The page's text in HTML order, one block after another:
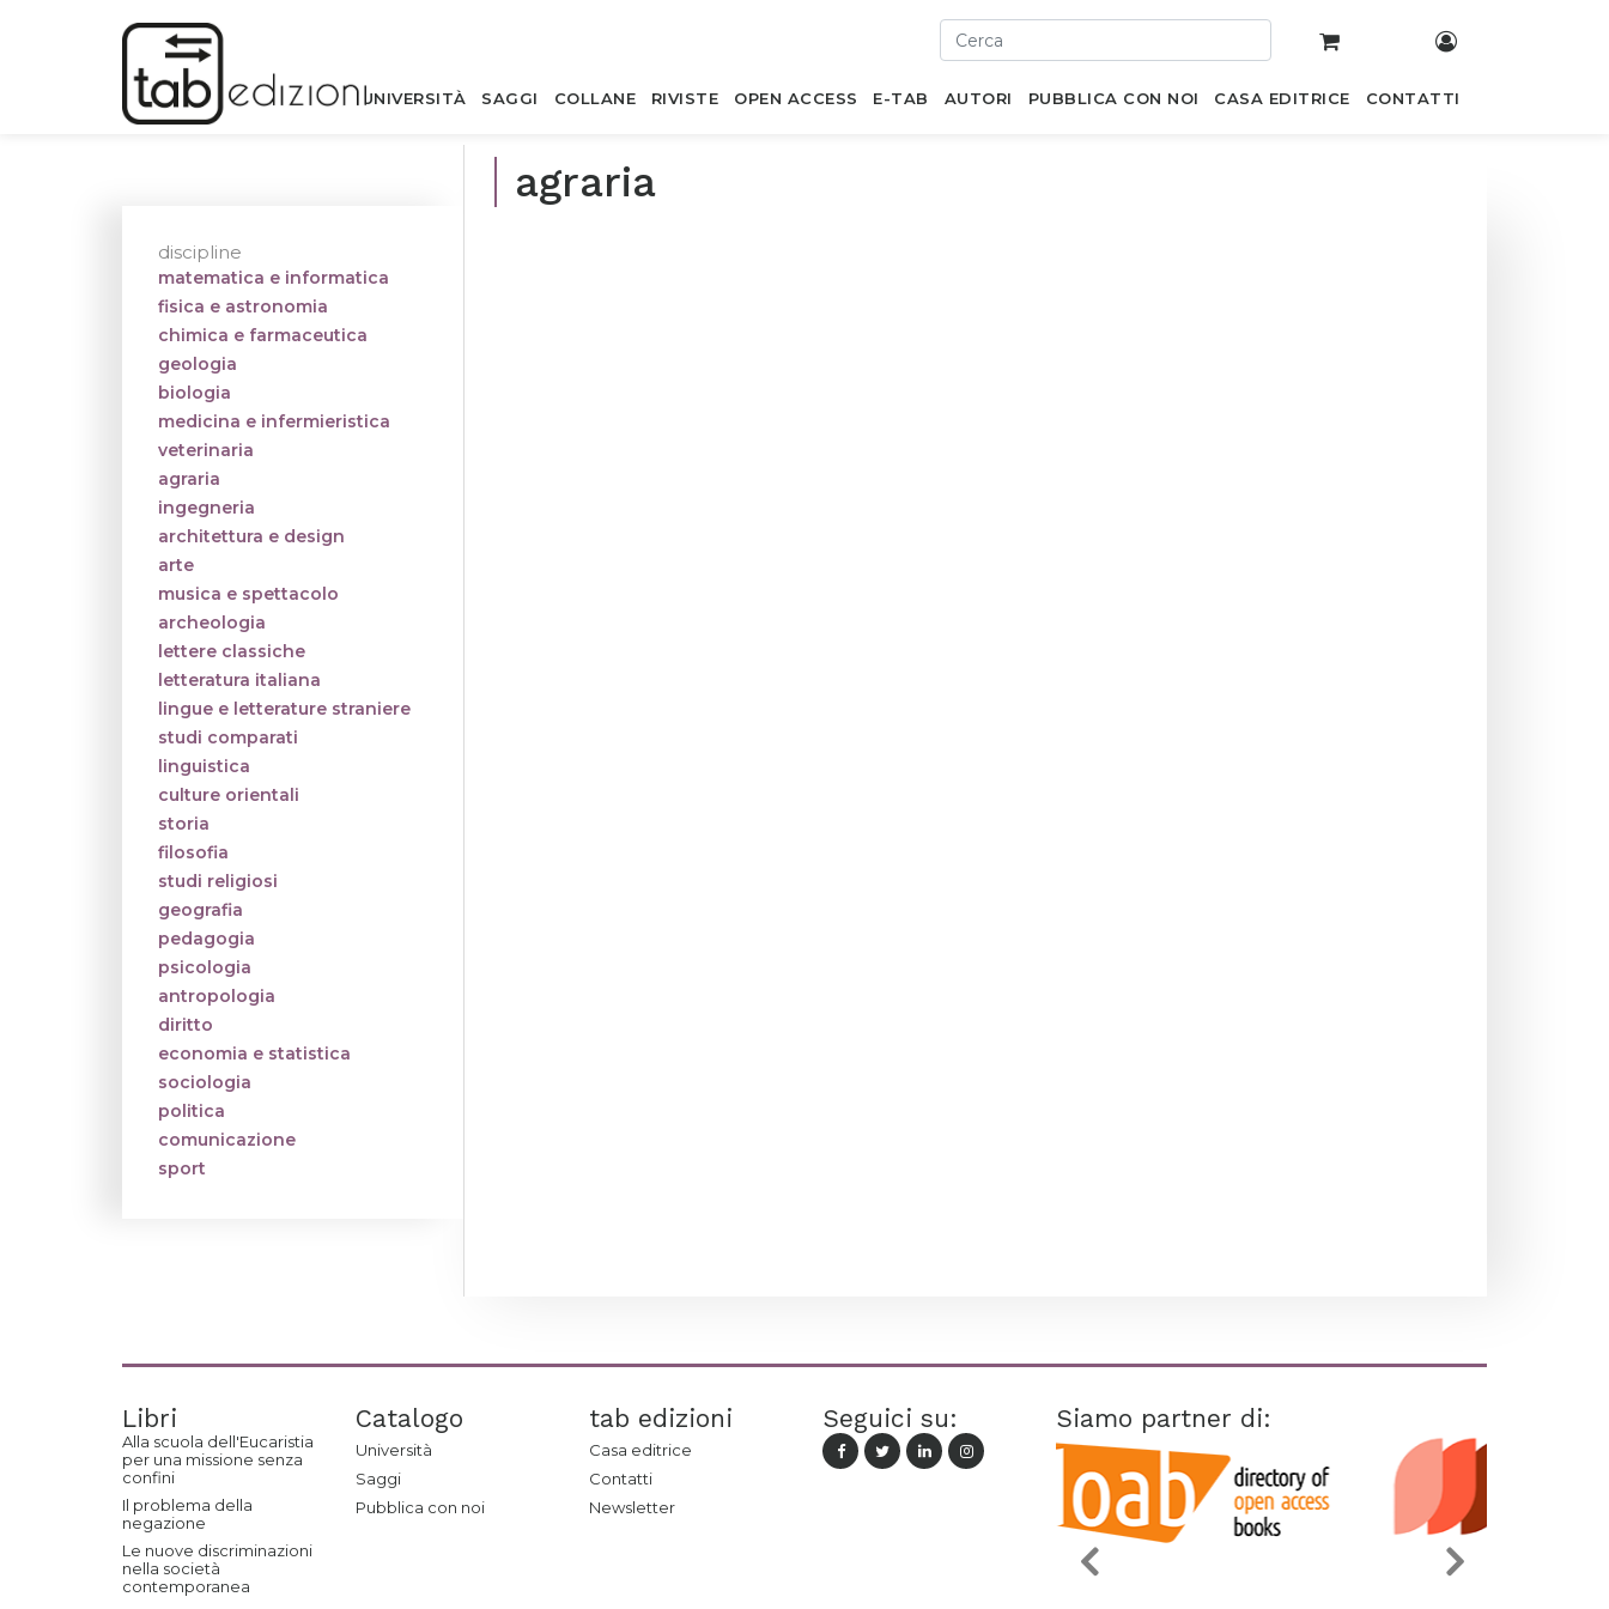
UNIVERSITÀ SAGGI COLLANE RIVISTE OPEN ACCESS E-TAB AUTORI PUBBLICA CON NOI CASA EDITRICE CONTATTI
agraria
discipline
matematica e informatica
fisica e astronomia
chimica e farmaceutica
geologia
biologia
medicina e infermieristica
veterinaria
agraria
ingegneria
architettura e design
arte
musica e spettacolo
archeologia
lettere classiche
letteratura italiana
lingue e letterature straniere
studi comparati
linguistica
culture orientali
storia
filosofia
studi religiosi
geografia
pedagogia
psicologia
antropologia
diritto
economia e statistica
sociologia
politica
comunicazione
sport
Libri
Alla scuola dell'Eucaristia
per una missione senza
confini
Il problema della
negazione
Le nuove discriminazioni
nella società
contemporanea
Catalogo
Università
Saggi
Pubblica con noi
tab edizioni
Casa editrice
Contatti
Newsletter
Seguici su: Siamo partner di: